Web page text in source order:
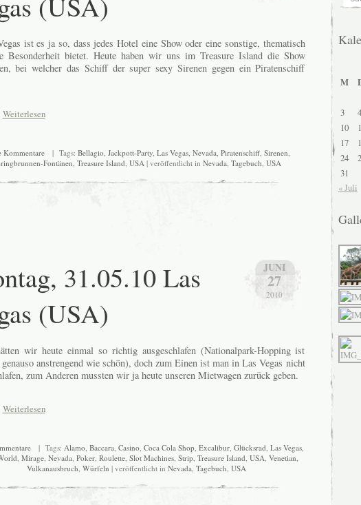
ist es ja so, dass jedes Hotel eine Show oder eine sonstige, thematisch
Besonderheit bietet. Heute haben wir uns im Treasure Island die Show
bei welcher das Schiff der super sexy Sirenen gegen ein Piratenschiff
Weiterlesen
Kommentare | Tags: Bellagio, Jackpott-Party, Las Vegas, Nevada, Piratenschiff, Sirenen,
Fontänen, Treasure Island, USA| veröffentlicht in Nevada, Tagebuch, USA
JUNI
27
2010
31.05.10 Las
(USA)
wir heute einmal so richtig ausgeschlafen (Nationalpark-Hopping ist
anstrengend wie schön), doch zum Einen ist man in Las Vegas nicht
zum Anderen mussten wir ja heute unseren Mietwagen zurück geben.
Weiterlesen
| Tags: Alamo Baccara Casino Coca Cola Shop Excalibur Glücksrad Las Vegas
Mirage, Nevada Poker, Roulette, Slot Machines, Strip, Treasure Island USA Venetian
Vulkanausbruch Würfeln | veröffentlicht in Nevada Tagebuch USA
M
3
4
10
17
24
31
« Juli